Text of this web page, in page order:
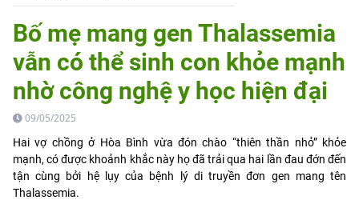
Bố mẹ mang gen Thalassemia
vẫn có thể sinh con khỏe mạnh
nhờ công nghệ y học hiện đại
09/05/2025
Hai vợ chồng ở Hòa Bình vừa đón chào “thiên thần nhỏ” khỏe
mạnh, có được khoảnh khắc này họ đã trải qua hai lần đau đớn đến
tận cùng bởi hệ lụy của bệnh lý di truyền đơn gen mang tên
Thalassemia.